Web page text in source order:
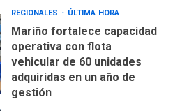
REGIONALES ÚLTIMA HORA
Mariño fortalece capacidad
operativa con flota
vehicular de 60 unidades
adquiridas en un año de
gestión